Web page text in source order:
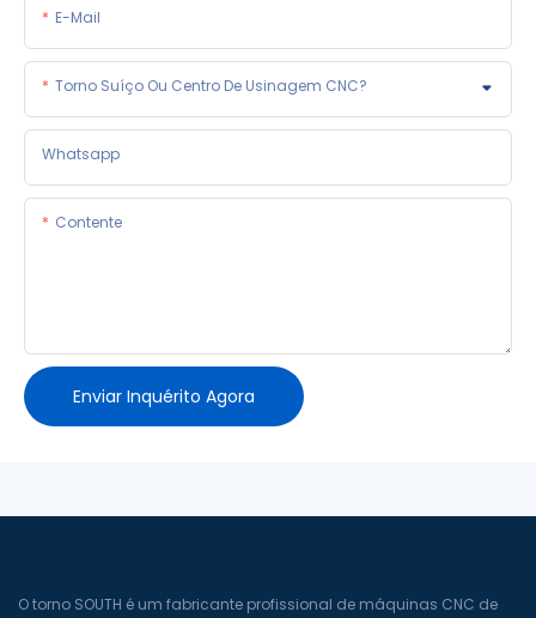
E-Mail
Torno Suíço Ou Centro De Usinagem CNC?
Whatsapp
Contente
Enviar Inquérito Agora
O torno SOUTH é um fabricante profissional de máquinas CNC de